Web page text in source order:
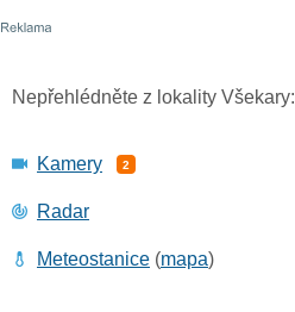
Nepřehlédněte z lokality Všekary:
Kamery 2
Radar
Meteostanice (mapa)